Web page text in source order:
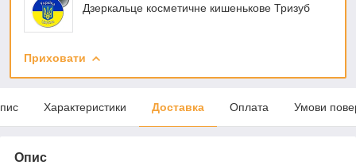
Дзеркальце косметичне кишенькове Тризуб
Приховати
Характеристики Доставка Оплата Умови
Опис